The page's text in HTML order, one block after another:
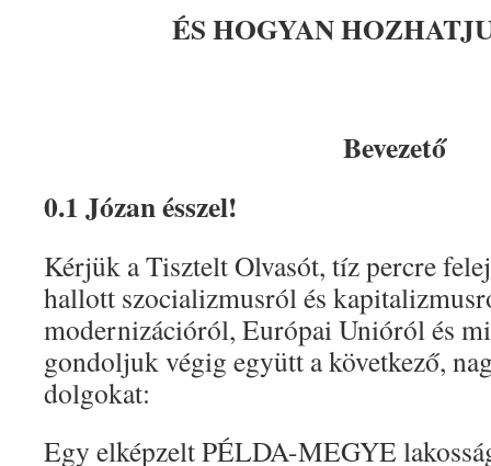
ÉS HOGYAN
Bevezető
0.1 Józan ésszel!
Kérjük a Tisztelt Olvasót, tíz percre
hallott szocializmusról és
modernizációról, Európai Unióról és
gondoljuk végig együtt a következő,
dolgokat:
Egy elképzelt PÉLDA-MEGYE